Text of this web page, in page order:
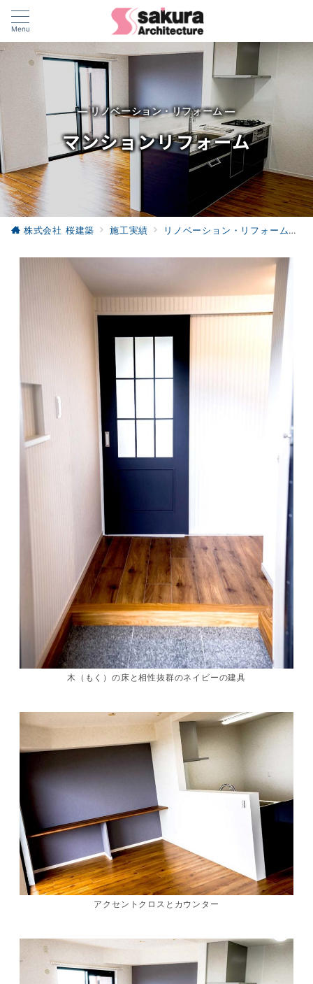
Menu
— リノベーション・リフォーム —
マンションリフォーム
株式会社 桜建築 施工実績 リノベーション・リフォーム
木（もく）の床と相性抜群のネイビーの建具
アクセントクロスとカウンター